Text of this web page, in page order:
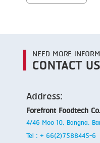
NEED MORE
CONTACT US
Address:
Forefront Foodtech
4/46 Moo 10, Bangna,
Tel : + 66(2)7588445-6